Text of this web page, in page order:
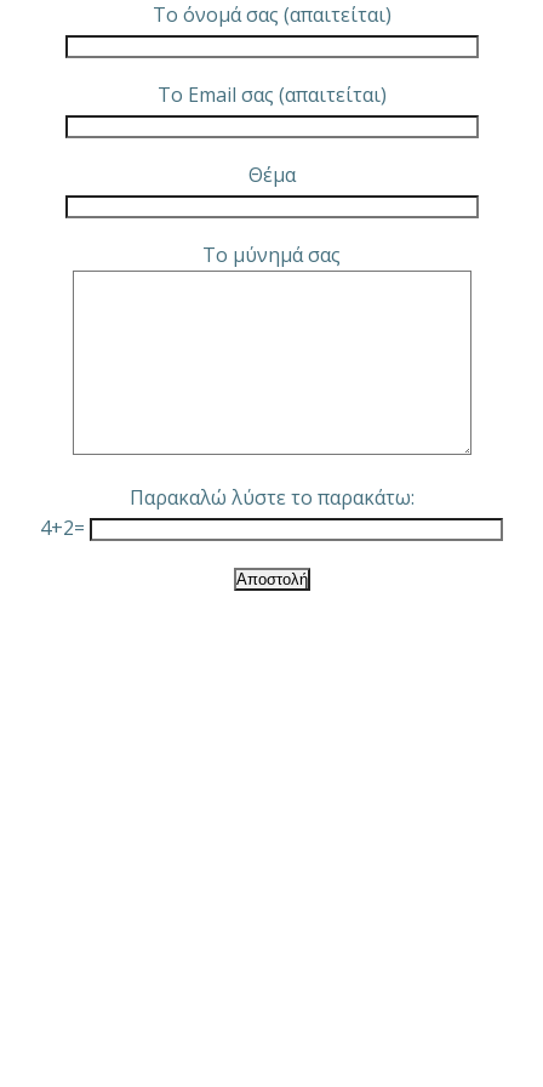
Το όνομά σας (απαιτείται)
Το Email σας (απαιτείται)
Θέμα
Το μύνημά σας
Παρακαλώ λύστε το παρακάτω:
4+2=